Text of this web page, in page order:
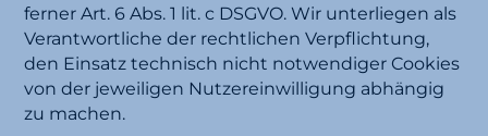
ferner Art. 6 Abs. 1 lit. c DSGVO. Wir unterliegen als
Verantwortliche der rechtlichen Verpflichtung,
den Einsatz technisch nicht notwendiger Cookies
von der jeweiligen Nutzereinwilligung abhängig
zu machen.